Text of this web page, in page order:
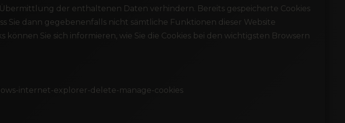
der enthaltenen Daten verhindern. Bereits gespeicherte Cookies
Sie dann gegebenenfalls nicht sämtliche Funktionen dieser Website
Sie sich informieren, wie Sie die Cookies bei den wichtigsten Browsern
internet-explorer-delete-manage-cookies